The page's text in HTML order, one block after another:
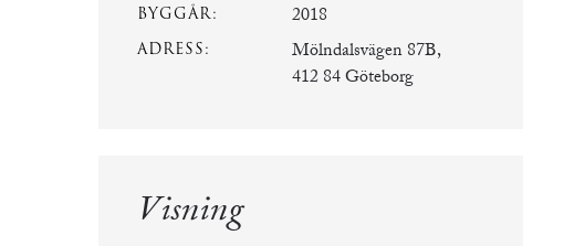
BYGGÅR: 2018
ADRESS:
Mölndalsvägen 87B,
412 84 Göteborg
Visning